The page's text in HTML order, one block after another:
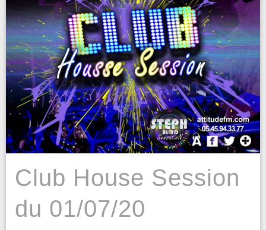
Club House Session
du 01/07/20